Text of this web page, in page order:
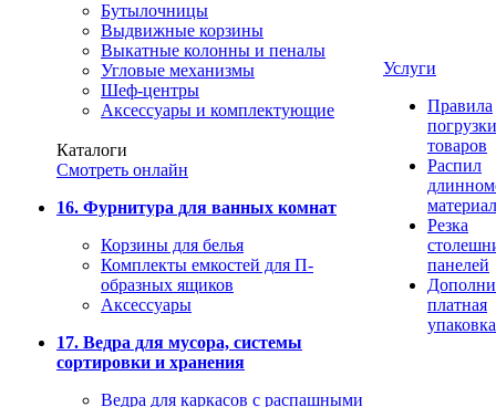
Бутылочницы
Выдвижные корзины
Выкатные колонны и пеналы
Угловые механизмы
Шеф-центры
Аксессуары и комплектующие
Каталоги
Смотреть онлайн
16. Фурнитура для ванных комнат
Корзины для белья
Комплекты емкостей для П-
образных ящиков
Аксессуары
17. Ведра для мусора, системы
сортировки и хранения
Ведра для каркасов с распашными
Услуги
Правила
погрузки
товаров
Распил
Резка
панелей
платная
упаковка